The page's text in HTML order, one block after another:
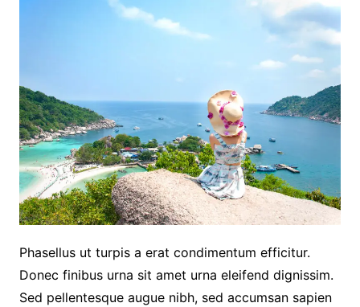
Phasellus ut turpis a erat condimentum efficitur.
Donec finibus urna sit amet urna eleifend dignissim.
Sed pellentesque augue nibh, sed accumsan sapien